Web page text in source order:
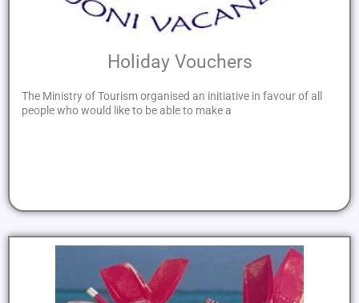
Holiday Vouchers
The Ministry of Tourism organised an initiative in favour of all
people who would like to be able to make a